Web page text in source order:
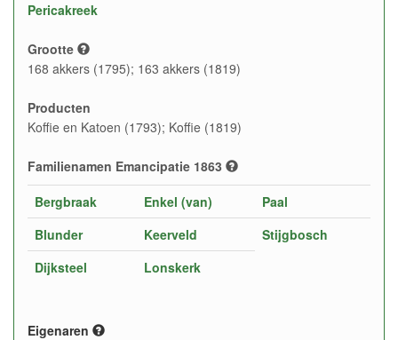
Pericakreek
Grootte
168 akkers (1795); 163 akkers (1819)
Producten
Koffie en Katoen (1793); Koffie (1819)
Familienamen Emancipatie 1863
Bergbraak
Blunder
Dijksteel
Enkel (van)
Keerveld
Lonskerk
Paal
Stijgbosch
Eigenaren